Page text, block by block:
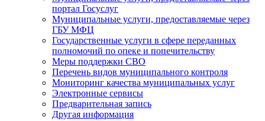
портал Госуслуг
Муниципальные услуги, предоставляемые через
ГБУ МФЦ
Государственные услуги в сфере переданных
полномочий по опеке и попечительству
Меры поддержки СВО
Перечень видов муниципального контроля
Мониторинг качества муниципальных услуг
Электронные сервисы
Предварительная запись
Другая информация